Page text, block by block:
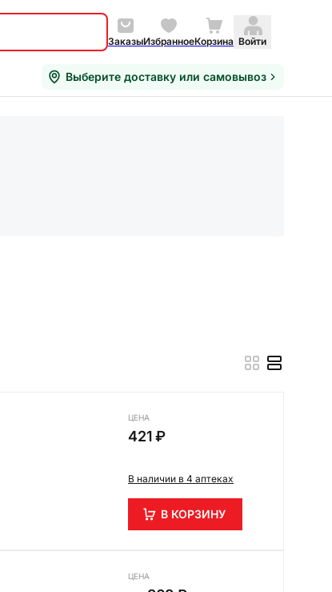
ЗаказыИзбранноеКорзина Войти
Выберите доставку или самовывоз
ЦЕНА
421 ₽
В наличии в 4 аптеках
В КОРЗИНУ
ЦЕНА